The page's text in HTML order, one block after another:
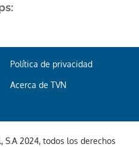
Política de privacidad
Acerca de TVN
2024, todos los derechos